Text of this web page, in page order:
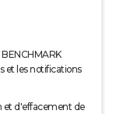
et les notifications
et d'effacement de